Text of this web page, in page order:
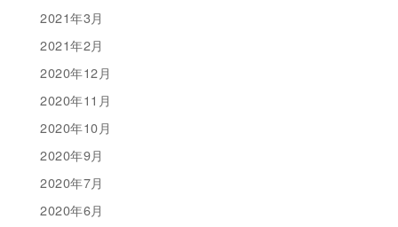
2021年3月
2021年2月
2020年12月
2020年11月
2020年10月
2020年9月
2020年7月
2020年6月